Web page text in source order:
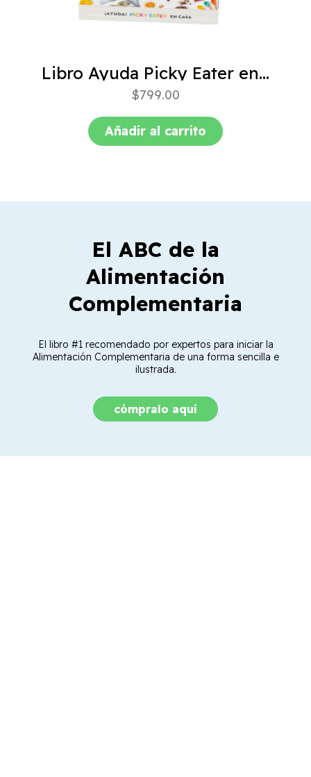
Libro Ayuda Picky Eater en casa
$799.00
Añadir al carrito
El ABC de la
Alimentación
Complementaria
El libro #1 recomendado por expertos para iniciar la
Alimentación Complementaria de una forma sencilla e
ilustrada.
cómpralo aquí